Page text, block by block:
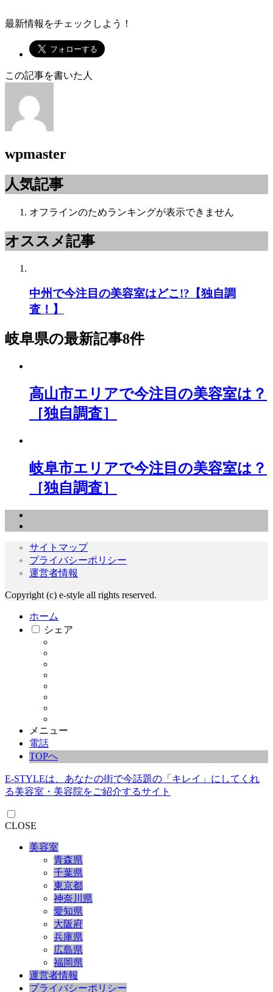
最新情報をチェックしよう！
この記事を書いた人
wpmaster
人気記事
オフラインのためランキングが表示できません
オススメ記事
中州で今注目の美容室はどこ!?【独自調
査！】
岐阜県の最新記事8件
高山市エリアで今注目の美容室は？
［独自調査］
岐阜市エリアで今注目の美容室は？
［独自調査］
サイトマップ
プライバシーポリシー
運営者情報
Copyright (c) e-style all rights reserved.
ホーム
シェア
メニュー
電話
TOPへ
E-STYLEは、あなたの街で今話題の「キレイ」にしてくれ
る美容室・美容院をご紹介するサイト
CLOSE
美容室
青森県
千葉県
東京都
神奈川県
愛知県
大阪府
兵庫県
広島県
福岡県
運営者情報
プライバシーポリシー